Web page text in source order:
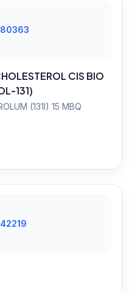
CIS BIO
131)
(131I) 15 MBQ